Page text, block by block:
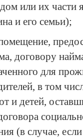
или их части
и его семьи);
договору
для
в том
и детей,
(в случае,